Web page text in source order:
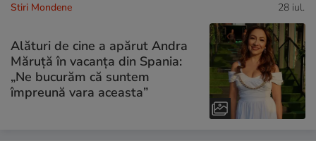
Stiri Mondene 28 iul.
Alături de cine a apărut Andra
Măruță în vacanța din Spania:
„Ne bucurăm că suntem
împreună vara aceasta”